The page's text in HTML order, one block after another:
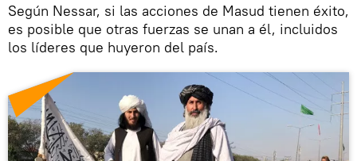
Según Nessar, si las acciones de Masud tienen éxito,
es posible que otras fuerzas se unan a él, incluidos
los líderes que huyeron del país.